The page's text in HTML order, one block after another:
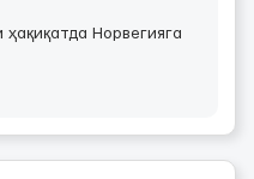
Норвегияга